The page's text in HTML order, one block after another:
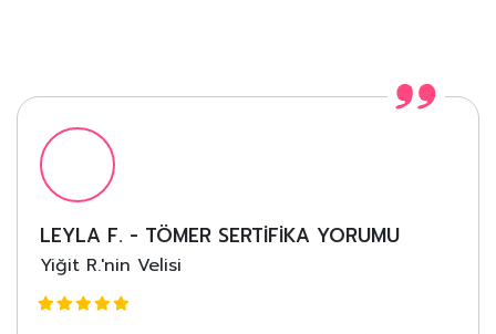
LEYLA F. - TÖMER SERTIFIKA YORUMU
Yiğit R.'nin Velisi